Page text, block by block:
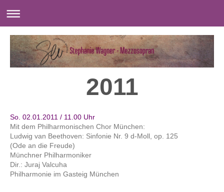
2011
So. 02.01.2011 / 11.00 Uhr
Mit dem Philharmonischen Chor München:
Ludwig van Beethoven: Sinfonie Nr. 9 d-Moll, op. 125
(Ode an die Freude)
Münchner Philharmoniker
Dir.: Juraj Valcuha
Philharmonie im Gasteig München